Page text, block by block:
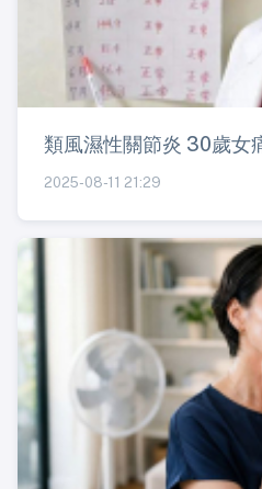
類風濕性關節炎 30歲女
2025-08-11 21:29